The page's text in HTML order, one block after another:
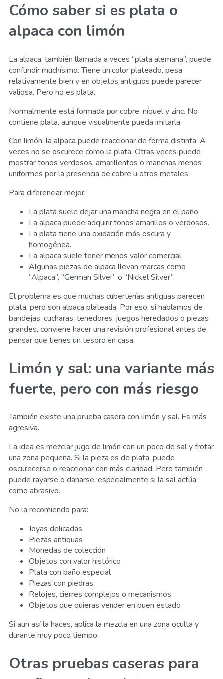
Cómo saber si es plata o
alpaca con limón
La alpaca, también llamada a veces “plata alemana”, puede
confundir muchísimo. Tiene un color plateado, pesa
relativamente bien y en objetos antiguos puede parecer
valiosa. Pero no es plata.
Normalmente está formada por cobre, níquel y zinc. No
contiene plata, aunque visualmente pueda imitarla.
Con limón, la alpaca puede reaccionar de forma distinta. A
veces no se oscurece como la plata. Otras veces puede
mostrar tonos verdosos, amarillentos o manchas menos
uniformes por la presencia de cobre u otros metales.
Para diferenciar mejor:
La plata suele dejar una mancha negra en el paño.
La alpaca puede adquirir tonos amarillos o verdosos.
La plata tiene una oxidación más oscura y
homogénea.
La alpaca suele tener menos valor comercial.
Algunas piezas de alpaca llevan marcas como
“Alpaca”, “German Silver” o “Nickel Silver”.
El problema es que muchas cuberterías antiguas parecen
plata, pero son alpaca plateada. Por eso, si hablamos de
bandejas, cucharas, tenedores, juegos heredados o piezas
grandes, conviene hacer una revisión profesional antes de
pensar que tienes un tesoro en casa.
Limón y sal: una variante más
fuerte, pero con más riesgo
También existe una prueba casera con limón y sal. Es más
agresiva.
La idea es mezclar jugo de limón con un poco de sal y frotar
una zona pequeña. Si la pieza es de plata, puede
oscurecerse o reaccionar con más claridad. Pero también
puede rayarse o dañarse, especialmente si la sal actúa
como abrasivo.
No la recomiendo para:
Joyas delicadas
Piezas antiguas
Monedas de colección
Objetos con valor histórico
Plata con baño especial
Piezas con piedras
Relojes, cierres complejos o mecanismos
Objetos que quieras vender en buen estado
Si aun así la haces, aplica la mezcla en una zona oculta y
durante muy poco tiempo.
Otras pruebas caseras para